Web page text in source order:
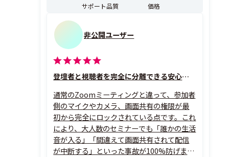
サポート品質
価格
非公開ユーザー
登壇者と視聴者を完全に分離できる安心感が違います。
通常のZoomミーティングと違って、参加者
側のマイクやカメラ、画面共有の権限が最
初から完全にロックされている点です。これ
により、大人数のセミナーでも「誰かの生活
音が入る」「間違えて画面共有されて配信
が中断する」といった事故が100%防げま